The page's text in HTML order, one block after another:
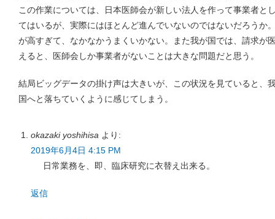
この作業については、日本医師会が新しい法人を作って事業者と
てはいるが、実際にはほとんど進んでいないのではないだろうか
が高すぎて、なかなかうまくいかない。また我が国では、請求が
えると、医師会しか事業者がないことは大きな問題だと思う。
結局ビッグデータの掛け声は大きいが、この状況を見ていると、
国へと落ちていくように感じてしまう。
okazaki yoshihisa より:
2019年6月4日 4:15 PM
日常業務を、即、臨床研究に衣替え出来る。
返信